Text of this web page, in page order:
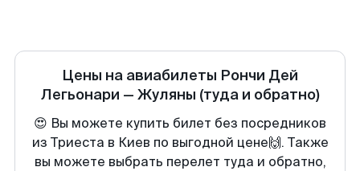
Цены на авиабилеты Рончи Дей
Легьонари — Жуляны (туда и обратно)
😍 Вы можете купить билет без посредников
из Триеста в Киев по выгодной цене🙌. Также
вы можете выбрать перелет туда и обратно,